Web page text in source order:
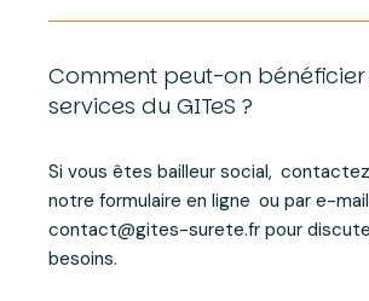
Comment peut-on
services du GITeS ?
Si vous êtes bailleur social,
notre formulaire en ligne ou par e-
contact@gites-surete.fr pour
besoins.